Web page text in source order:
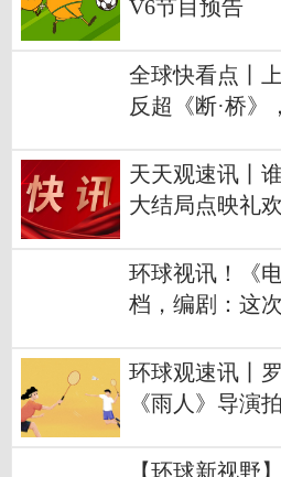
V6节目预告
全球快看点丨
反超《断·桥》
天天观速讯丨
大结局点映礼
环球视讯！《
档，编剧：这
环球观速讯丨
《雨人》导演
【环球新视野